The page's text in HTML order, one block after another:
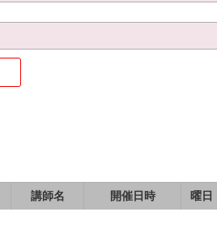
講師名 開催日時 曜日